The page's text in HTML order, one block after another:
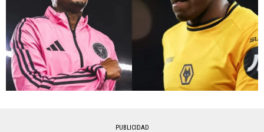
PUBLICIDAD